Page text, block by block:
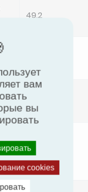
49.2
48.4
45
вам
вы
cookies